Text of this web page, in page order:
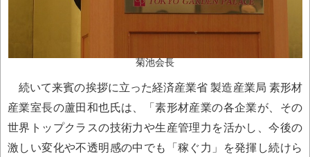
菊池会長
続いて来賓の挨拶に立った経済産業省 製造産業局 素形材
産業室長の蘆田和也氏は、「素形材産業の各企業が、その
世界トップクラスの技術力や生産管理力を活かし、今後の
激しい変化や不透明感の中でも「稼ぐ力」を発揮し続けら